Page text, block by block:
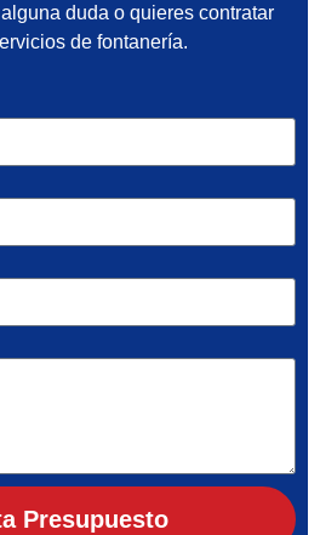
duda o quieres contratar
de fontanería.
Presupuesto